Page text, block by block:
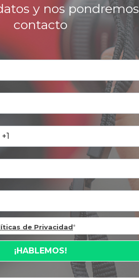
y nos pondremos
contacto
de Privacidad*